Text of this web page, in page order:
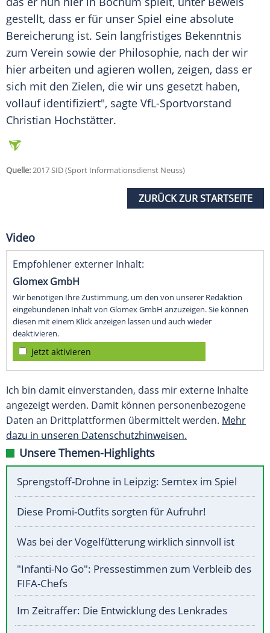
gestellt, dass er für unser Spiel eine absolute
Bereicherung ist. Sein langfristiges Bekenntnis
zum Verein sowie der Philosophie, nach der wir
hier arbeiten und agieren wollen, zeigen, dass er
sich mit den Zielen, die wir uns gesetzt haben,
vollauf identifiziert", sagte VfL-Sportvorstand
Christian Hochstätter.
Quelle:2017 SID (Sport Informationsdienst Neuss)
ZURÜCK ZUR STARTSEITE
Video
Empfohlener externer Inhalt:
Glomex GmbH
Wir benötigen Ihre Zustimmung, um den von unserer Redaktion
eingebundenen Inhalt von Glomex GmbH anzuzeigen. Sie können
diesen mit einem Klick anzeigen lassen und auch wieder
deaktivieren.
jetzt aktivieren
Ich bin damit einverstanden, dass mir externe Inhalte
angezeigt werden. Damit können personenbezogene
Daten an Drittplattformen übermittelt werden. Mehr
dazu in unseren Datenschutzhinweisen.
Unsere Themen-Highlights
Sprengstoff-Drohne in Leipzig: Semtex im Spiel
Diese Promi-Outfits sorgten für Aufruhr!
Was bei der Vogelfütterung wirklich sinnvoll ist
"Infanti-No Go": Pressestimmen zum Verbleib des
FIFA-Chefs
Im Zeitraffer: Die Entwicklung des Lenkrades